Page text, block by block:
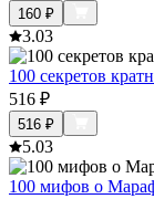
160 ₽
3.03
100 секретов
516 ₽
516 ₽
5.03
100 мифов о